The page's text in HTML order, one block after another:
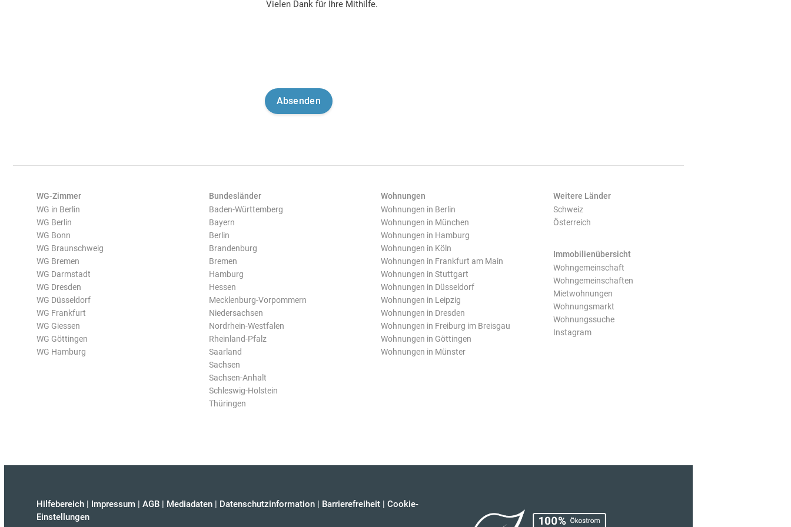
Vielen Dank für Ihre Mithilfe.
WG-Zimmer
WG in Berlin
WG Berlin
WG Bonn
WG Braunschweig
WG Bremen
WG Darmstadt
WG Dresden
WG Düsseldorf
WG Frankfurt
WG Giessen
WG Göttingen
WG Hamburg
Bundesländer
Baden-Württemberg
Bayern
Berlin
Brandenburg
Bremen
Hamburg
Hessen
Mecklenburg-Vorpommern
Niedersachsen
Nordrhein-Westfalen
Rheinland-Pfalz
Saarland
Sachsen
Sachsen-Anhalt
Schleswig-Holstein
Thüringen
Wohnungen
Wohnungen in Berlin
Wohnungen in München
Wohnungen in Hamburg
Wohnungen in Köln
Wohnungen in Frankfurt am Main
Wohnungen in Stuttgart
Wohnungen in Düsseldorf
Wohnungen in Leipzig
Wohnungen in Dresden
Wohnungen in Freiburg im Breisgau
Wohnungen in Göttingen
Wohnungen in Münster
Weitere Länder
Schweiz
Österreich
Immobilienübersicht
Wohngemeinschaft
Wohngemeinschaften
Mietwohnungen
Wohnungsmarkt
Wohnungssuche
Instagram
Hilfebereich | Impressum | AGB | Mediadaten | Datenschutzinformation | Barrierefreiheit | Cookie-
Einstellungen